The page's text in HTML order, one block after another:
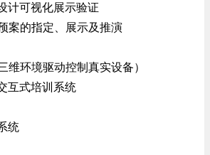
计可视化展示验证
案的指定、展示及推演
环境驱动控制真实设备）
互式培训系统
统